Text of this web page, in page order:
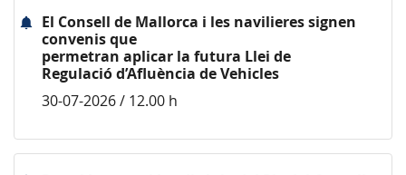
El Consell de Mallorca i les navilieres signen
convenis que
permetran aplicar la futura Llei de
Regulació d’Afluència de Vehicles
30-07-2026 / 12.00 h